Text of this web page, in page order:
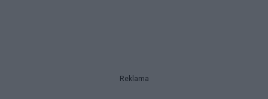
Reklama